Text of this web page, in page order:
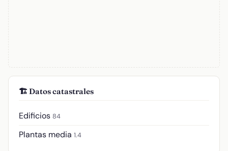
🏗️ Datos catastrales
Edificios 84
Plantas media 1.4